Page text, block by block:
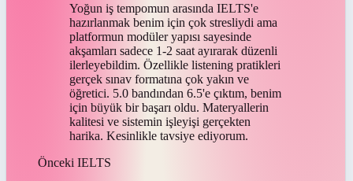
Yoğun iş tempomun arasında IELTS'e
hazırlanmak benim için çok stresliydi ama
platformun modüler yapısı sayesinde
akşamları sadece 1-2 saat ayırarak düzenli
ilerleyebildim. Özellikle listening pratikleri
gerçek sınav formatına çok yakın ve
öğretici. 5.0 bandından 6.5'e çıktım, benim
için büyük bir başarı oldu. Materyallerin
kalitesi ve sistemin işleyişi gerçekten
harika. Kesinlikle tavsiye ediyorum.
Önceki IELTS